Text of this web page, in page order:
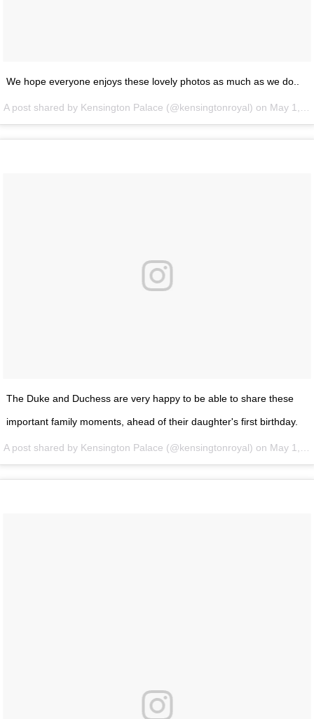
We hope everyone enjoys these lovely photos as much as we do..
A post shared by Kensington Palace (@kensingtonroyal) on May 1, 2016 at 3:06am PDT
The Duke and Duchess are very happy to be able to share these
important family moments, ahead of their daughter's first birthday.
A post shared by Kensington Palace (@kensingtonroyal) on May 1, 2016 at 3:04am PDT